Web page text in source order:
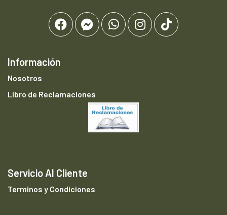
Información
Nosotros
Libro de Reclamaciones
Servicio Al Cliente
Terminos y Condiciones